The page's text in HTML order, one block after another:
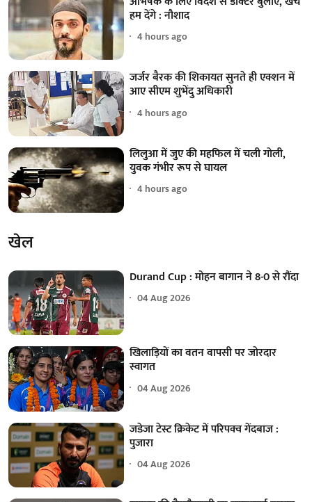
हम देंगे : नौशाद
4 hours ago
जर्जर बैरक की शिकायत सुनते ही एक्शन में
आए सीएम शुभेंदु अधिकारी
4 hours ago
लिलुआ में जुए की महफिल में चली गोली,
युवक गंभीर रूप से घायल
4 hours ago
खेल
Durand Cup : मोहन बागान ने 8-0 से रौंदा
04 Aug 2026
खिलाड़ियों का वतन वापसी पर जोरदार
स्वागत
04 Aug 2026
जडेजा टेस्ट क्रिकेट में परिपक्व गेंदबाज :
पुजारा
04 Aug 2026